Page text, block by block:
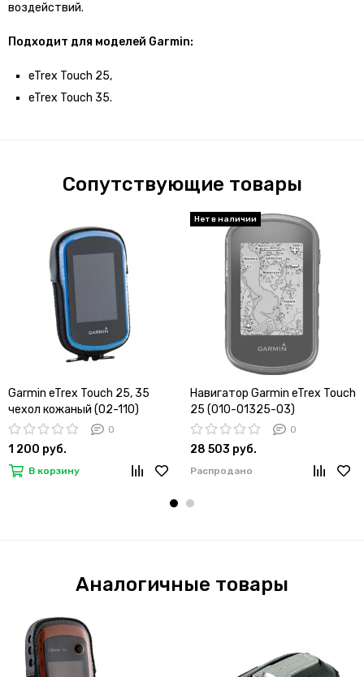
воздействий.
Подходит для моделей Garmin:
eTrex Touch 25,
eTrex Touch 35.
Сопутствующие товары
Garmin eTrex Touch 25, 35
чехол кожаный (02-110)
0
1 200 руб.
В корзину
Навигатор Garmin eTrex Touch
25 (010-01325-03)
0
28 503 руб.
Распродано
Аналогичные товары